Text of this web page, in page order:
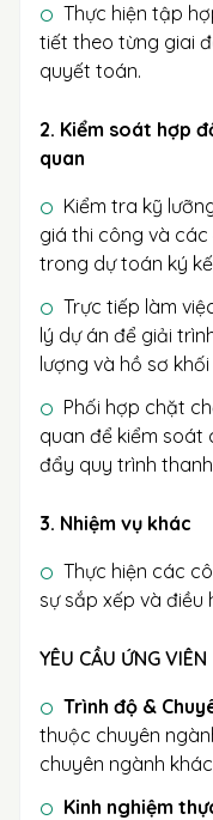
Thực hiện tập
tiết theo từng giai
quyết toán.
2. Kiểm soát hợp
quan
Kiểm tra kỹ
giá thi công và
trong dự toán ký
Trực tiếp làm
lý dự án để giải
lượng và hồ sơ khối
Phối hợp chặt
quan để kiểm soát
đẩy quy trình
3. Nhiệm vụ khác
Thực hiện các
sự sắp xếp và
YÊU CẦU ỨNG VIÊN
Trình độ &
thuộc chuyên
chuyên ngành
Kinh nghiệm